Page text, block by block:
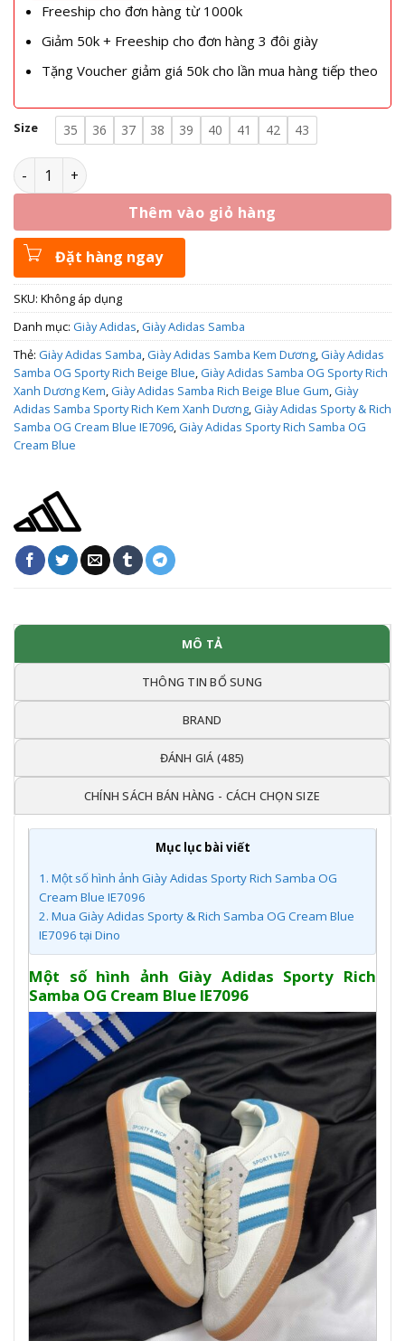
Freeship cho đơn hàng từ 1000k
Giảm 50k + Freeship cho đơn hàng 3 đôi giày
Tặng Voucher giảm giá 50k cho lần mua hàng tiếp theo
Size 35 36 37 38 39 40 41 42 43
Giày Adidas Sporty Rich Samba OG Cream Blue IE7096 số
Thêm vào giỏ hàng
Đặt hàng ngay
SKU: Không áp dụng
Danh mục: Giày Adidas, Giày Adidas Samba
Thẻ: Giày Adidas Samba, Giày Adidas Samba Kem Dương, Giày Adidas
Samba OG Sporty Rich Beige Blue, Giày Adidas Samba OG Sporty Rich
Xanh Dương Kem, Giày Adidas Samba Rich Beige Blue Gum, Giày
Adidas Samba Sporty Rich Kem Xanh Dương, Giày Adidas Sporty & Rich
Samba OG Cream Blue IE7096, Giày Adidas Sporty Rich Samba OG
Cream Blue
MÔ TẢ
THÔNG TIN BỔ SUNG
BRAND
ĐÁNH GIÁ (485)
CHÍNH SÁCH BÁN HÀNG - CÁCH CHỌN SIZE
Mục lục bài viết
1. Một số hình ảnh Giày Adidas Sporty Rich Samba OG
Cream Blue IE7096
2. Mua Giày Adidas Sporty & Rich Samba OG Cream Blue
IE7096 tại Dino
Một số hình ảnh Giày Adidas Sporty Rich
Samba OG Cream Blue IE7096